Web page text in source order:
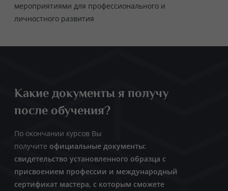
мероприятиями для профессионального и
личностного развития
Какие документы я получу
после обучения?
По окончании курсов Вы
получите официальные документы:
свидетельство установленного образца с
присвоением профессии и международный
сертификат мастера, с которым сможете